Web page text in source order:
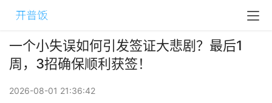
一个小失误如何引发签证大悲剧？最后1
周，3招确保顺利获签！
2026-08-01 21:36:42